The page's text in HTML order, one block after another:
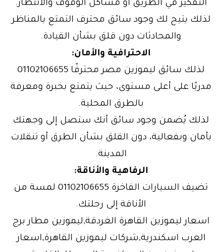
التفكير في الطريق أو مشاكل الوقوف والانتظار.
لذلك يتيح لك وجود سائق محترف التمتع بالمناظر
والمحادثات دون قلق بشأن القيادة.
الاحترافية والأمان:
لذلك سائق ليموزين مصر محترفًا 01102106655
مدربًا على أعلى مستوى، حيث يتمتع بخبرة ومعرفة
بالطرق المحلية.
لذلك يُضمن وجود سائق أنك ستصل إلى وجهتك
بأمان وبفعالية، دون القلق بشأن الطرق أو تنقلات
المدينة.
الرفاهية والأناقة:
تضيف السيارات الفاخرة 01102106655 لمسة من
الأناقة إلى رحلتك.
اسعار ليموزين القاهرة الغردقة,ليموزين مطار برج
العرب اسكندرية,شركات ليموزين القاهرة,اسعار